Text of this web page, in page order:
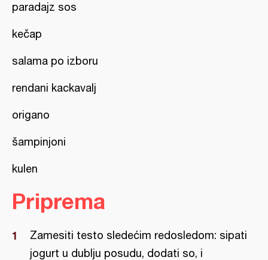
paradajz sos
kečap
salama po izboru
rendani kackavalj
origano
šampinjoni
kulen
Priprema
Zamesiti testo sledećim redosledom: sipati
jogurt u dublju posudu, dodati so, i